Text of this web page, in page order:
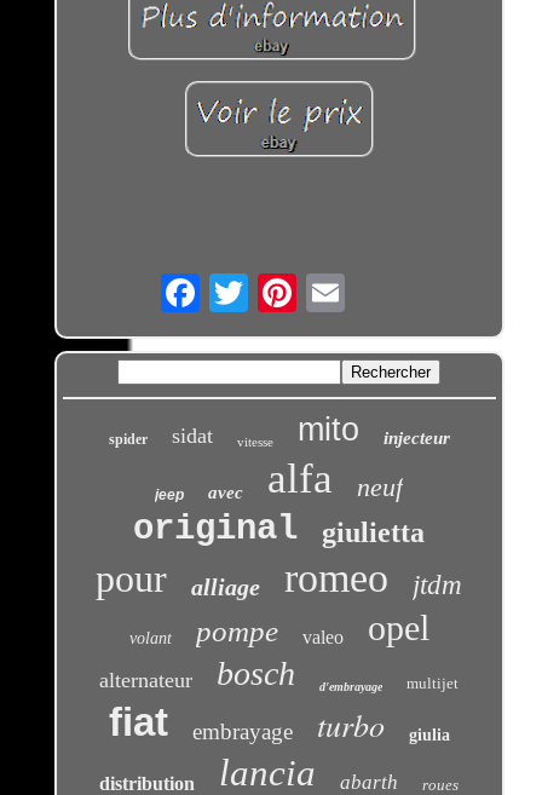
Email
spider sidat vitesse mito injecteur
jeep avec alfa neuf
original giulietta
pour alliage romeo jtdm
volant pompe valeo opel
alternateur bosch d'embrayage multijet
fiat embrayage turbo giulia
distribution lancia abarth roues